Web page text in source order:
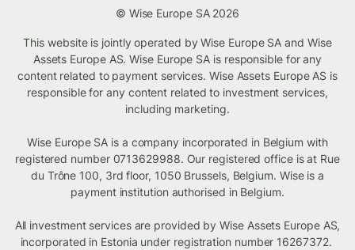
© Wise Europe SA 2026
This website is jointly operated by Wise Europe SA and Wise
Assets Europe AS. Wise Europe SA is responsible for any
content related to payment services. Wise Assets Europe AS is
responsible for any content related to investment services,
including marketing.
Wise Europe SA is a company incorporated in Belgium with
registered number 0713629988. Our registered office is at Rue
du Trône 100, 3rd floor, 1050 Brussels, Belgium. Wise is a
payment institution authorised in Belgium.
All investment services are provided by Wise Assets Europe AS,
incorporated in Estonia under registration number 16267372.